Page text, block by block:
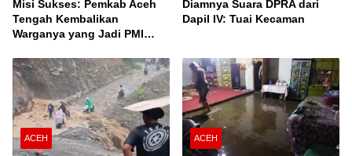
Misi Sukses: Pemkab Aceh
Tengah Kembalikan
Warganya yang Jadi PMI
Diamnya Suara DPRA dari
Dapil IV: Tuai Kecaman
ACEH ACEH